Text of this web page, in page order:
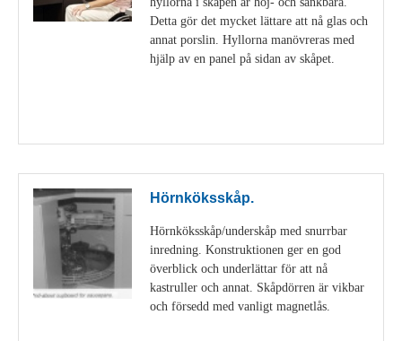
Detta gör det mycket lättare att nå glas och
annat porslin. Hyllorna manövreras med
hjälp av en panel på sidan av skåpet.
Hörnköksskåp.
Hörnköksskåp/underskåp med snurrbar
inredning. Konstruktionen ger en god
överblick och underlättar för att nå
kastruller och annat. Skåpdörren är vikbar
och försedd med vanligt magnetlås.